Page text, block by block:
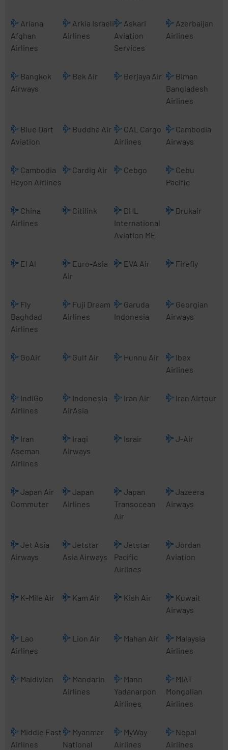
Ariana
Afghan
Airlines
Arkia Israeli
Airlines
Askari
Aviation
Services
Azerbaijan
Airlines
Bangkok
Airways
Bek Air Berjaya Air
Biman
Bangladesh
Airlines
Blue Dart
Aviation
Buddha Air
CAL Cargo
Airlines
Cambodia
Airways
Cambodia
Bayon Airlines
Cardig Air Cebgo
Cebu
Pacific
China
Airlines
Citilink
DHL
International
Aviation ME
Drukair
El Al
Euro-Asia
Air
EVA Air Firefly
Fly
Baghdad
Airlines
Fuji Dream
Airlines
Garuda
Indonesia
Georgian
Airways
GoAir Gulf Air Hunnu Air
Ibex
Airlines
IndiGo
Airlines
Indonesia
AirAsia
Iran Air Iran Airtour
Iran
Aseman
Airlines
Iraqi
Airways
Israir J-Air
Japan Air
Commuter
Japan
Airlines
Japan
Transocean
Air
Jazeera
Airways
Jet Asia
Airways
Jetstar
Asia Airways
Jetstar
Pacific
Airlines
Jordan
Aviation
K-Mile Air Kam Air Kish Air
Kuwait
Airways
Lao
Airlines
Lion Air Mahan Air
Malaysia
Airlines
Maldivian
Mandarin
Airlines
Mann
Yadanarpon
Airlines
MIAT
Mongolian
Airlines
Middle East
Airlines
Myanmar
National
MyWay
Airlines
Nepal
Airlines